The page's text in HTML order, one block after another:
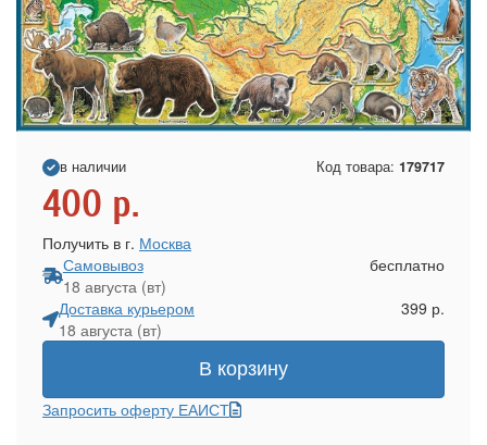
в наличии Код товара: 179717
400 р.
Получить в г. Москва
Самовывоз
18 августа (вт)
бесплатно
Доставка курьером
18 августа (вт)
399 р.
В корзину
Запросить оферту ЕАИСТ